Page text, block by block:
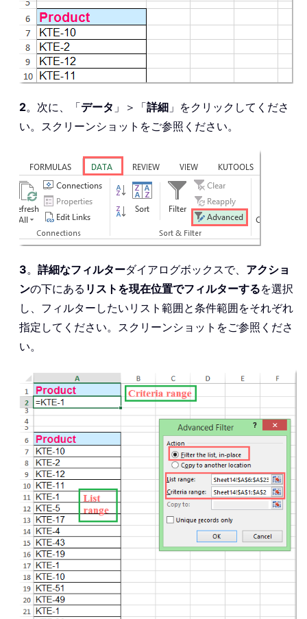
2。次に、「データ 」＞「詳細 」をクリックしてくださ
い。スクリーンショットをご参照ください。
3。 詳細なフィルターダイアログボックスで、 アクショ
ンの下にある リストを現在位置でフィルターするを選択
し、フィルターしたいリスト範囲と条件範囲をそれぞれ
指定してください。スクリーンショットをご参照くださ
い。